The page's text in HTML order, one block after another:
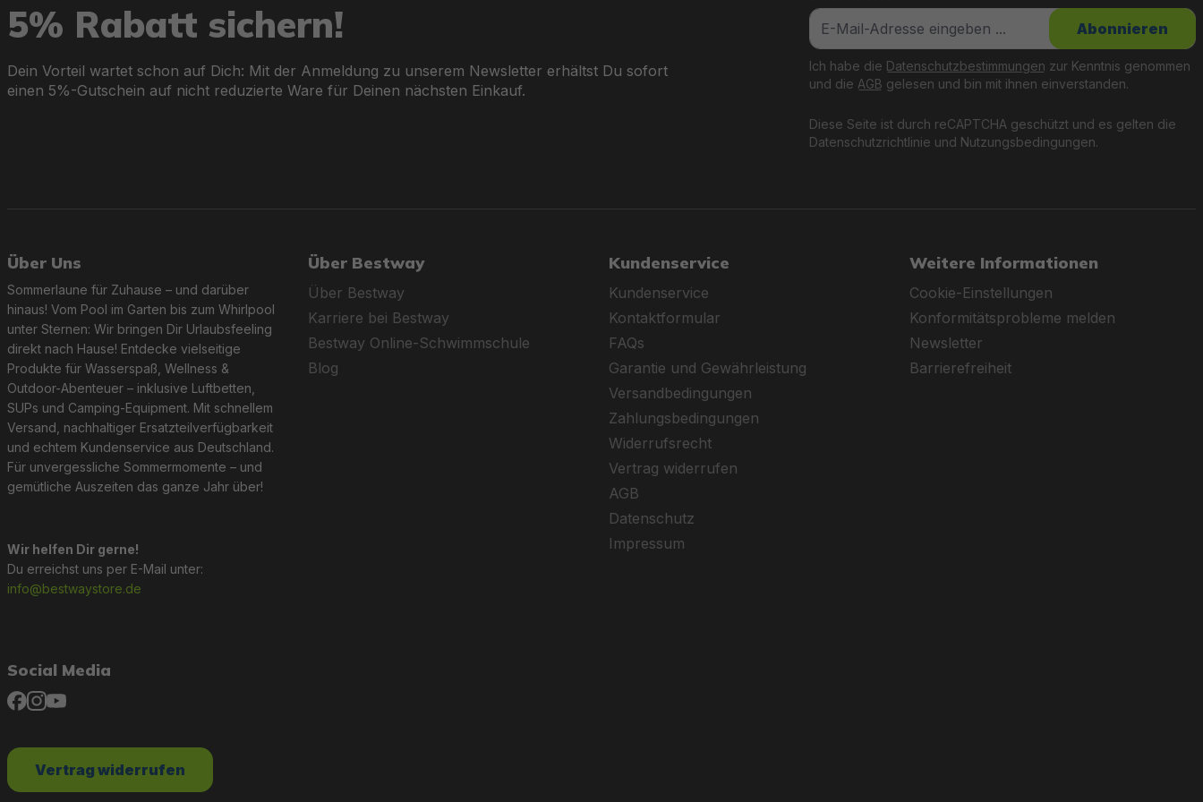
Motorhalterungen: Die Boote unterstützen Motoren mit bis zu 15 PS (Motor nicht enthalten), um noch mehr Flexibilität zu bieten.
Abnehmbare Sitzkissen und Alu- oder Sperrholzsitzbänke sorgen für Bequemlichkeit auf langen Touren.
Schnelle Einsatzbereitschaft und umfangreiches Zubehör
Alle Sportboote sind dank Schnellverschluss- und Boston-Ventilen im Handumdrehen aufgeblasen und einsatzbereit. Der Lieferumfang
enthält alles, was Du für Deinen Ausflug benötigst:
Aluminium-Ruder für optimale Steuerung.
Doppelhubkolbenpumpe mit Manometer zum einfachen Aufpumpen.
Praktische Tragetaschen für Transport und Lagerung.
Zugseile und Reparatur-Sets für kleine Notfälle.
Erlebe unvergessliche Momente auf dem Wasser mit den Bestway® Sportbooten – robust, vielseitig und immer bereit für Dein nächstes
5% Rabatt sichern!
Dein Vorteil wartet schon auf Dich: Mit der Anmeldung zu unserem Newsletter erhältst Du sofort
einen 5%-Gutschein auf nicht reduzierte Ware für Deinen nächsten Einkauf.
Diese Seite ist durch reCAPTCHA geschützt und es gelten die
Datenschutzrichtlinie und Nutzungsbedingungen.
Ich habe die Datenschutzbestimmungen zur Kenntnis genommen
und die AGB gelesen und bin mit ihnen einverstanden.
Abonnieren
Über Uns
Sommerlaune für Zuhause – und darüber
hinaus! Vom Pool im Garten bis zum Whirlpool
unter Sternen: Wir bringen Dir Urlaubsfeeling
direkt nach Hause! Entdecke vielseitige
Produkte für Wasserspaß, Wellness &
Outdoor-Abenteuer – inklusive Luftbetten,
SUPs und Camping-Equipment. Mit schnellem
Versand, nachhaltiger Ersatzteilverfügbarkeit
und echtem Kundenservice aus Deutschland.
Für unvergessliche Sommermomente – und
gemütliche Auszeiten das ganze Jahr über!
Wir helfen Dir gerne!
Du erreichst uns per E-Mail unter:
info@bestwaystore.de
Über Bestway
Über Bestway
Karriere bei Bestway
Bestway Online-Schwimmschule
Blog
Kundenservice
Kundenservice
Kontaktformular
FAQs
Garantie und Gewährleistung
Versandbedingungen
Zahlungsbedingungen
Widerrufsrecht
Vertrag widerrufen
AGB
Datenschutz
Impressum
Weitere Informationen
Cookie-Einstellungen
Konformitätsprobleme melden
Newsletter
Barrierefreiheit
Social Media
Vertrag widerrufen